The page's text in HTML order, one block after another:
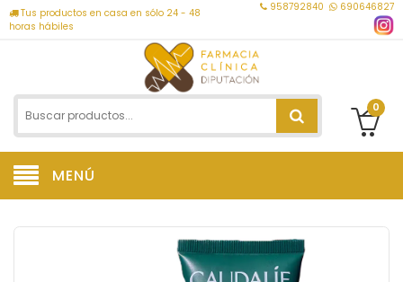
Tus productos en casa en sólo 24 - 48
horas hábiles
958792840 690646827
0
MENÚ